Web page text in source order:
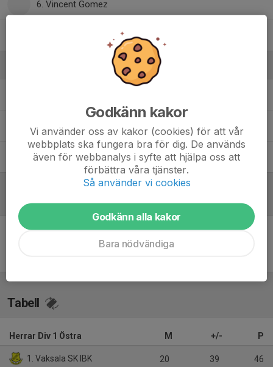
6. Vincent Gomez
Magnus Johansson x
Mikael ÅströmMaterialförvaltare
Referat
Inget referat skrivet
Tabell
Herrar Div 1 Östra M +/- P
1. Vaksala SK IBK 20 39 46
Godkänn kakor
Vi använder oss av kakor (cookies) för att vår
webbplats ska fungera bra för dig. De används
även för webbanalys i syfte att hjälpa oss att
förbättra våra tjänster.
Så använder vi cookies
Godkänn alla kakor
Bara nödvändiga